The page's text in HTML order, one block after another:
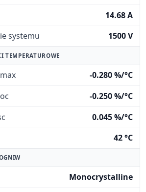
14.68 A
systemu
1500 V
TEMPERATUROWE
-0.280 %/°C
-0.250 %/°C
0.045 %/°C
42 °C
Monocrystalline